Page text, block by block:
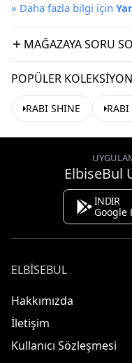
» Daha fazla bilgi için
MAĞAZAYA SORU
POPÜLER
RABI SHINE
ElbiseBul
İNDİR
Google
ELBISEBUL
Hakkımızda
İletişim
Kullanıcı Sözleşmesi